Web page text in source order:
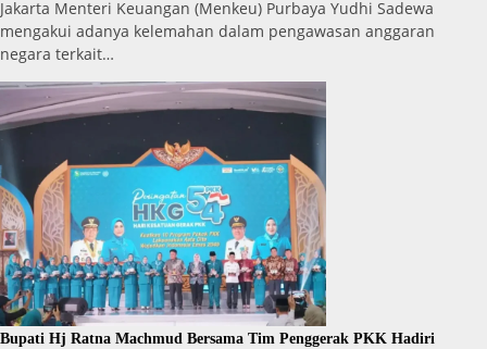
Jakarta Menteri Keuangan (Menkeu) Purbaya Yudhi Sadewa
mengakui adanya kelemahan dalam pengawasan anggaran
negara terkait…
Bupati Hj Ratna Machmud Bersama Tim Penggerak PKK Hadiri